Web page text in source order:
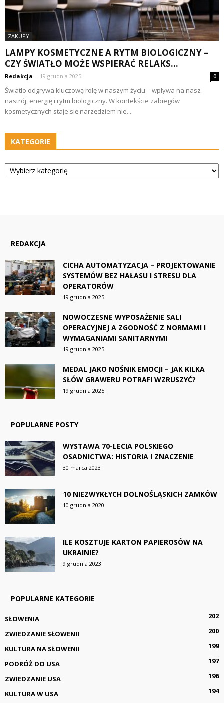
ZAKUPY
LAMPY KOSMETYCZNE A RYTM BIOLOGICZNY –
CZY ŚWIATŁO MOŻE WSPIERAĆ RELAKS...
Redakcja - 19 grudnia 2025 0
Światło odgrywa kluczową rolę w naszym życiu – wpływa na nasz
nastrój, energię i rytm biologiczny. W kontekście zabiegów
kosmetycznych staje się narzędziem nie...
KATEGORIE
Kategorie
REDAKCJA
CICHA AUTOMATYZACJA – PROJEKTOWANIE
SYSTEMÓW BEZ HAŁASU I STRESU DLA
OPERATORÓW
19 grudnia 2025
NOWOCZESNE WYPOSAŻENIE SALI
OPERACYJNEJ A ZGODNOŚĆ Z NORMAMI I
WYMAGANIAMI SANITARNYMI
19 grudnia 2025
MEDAL JAKO NOŚNIK EMOCJI – JAK KILKA
SŁÓW GRAWERU POTRAFI WZRUSZYĆ?
19 grudnia 2025
POPULARNE POSTY
WYSTAWA 70-LECIA POLSKIEGO
OSADNICTWA: HISTORIA I ZNACZENIE
30 marca 2023
10 NIEZWYKŁYCH DOLNOŚLĄSKICH ZAMKÓW
10 grudnia 2020
ILE KOSZTUJE KARTON PAPIEROSÓW NA
UKRAINIE?
9 grudnia 2023
POPULARNE KATEGORIE
SŁOWENIA
202
ZWIEDZANIE SŁOWENII
200
KULTURA NA SŁOWENII
199
PODRÓŻ DO USA
197
ZWIEDZANIE USA
196
KULTURA W USA
194